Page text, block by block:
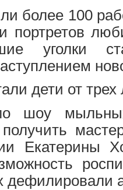
более 100
портретов
уголки
дети от трех
шоу
Екатерины
дефилировали